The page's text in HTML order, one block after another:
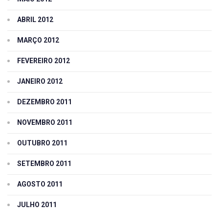
ABRIL 2012
MARÇO 2012
FEVEREIRO 2012
JANEIRO 2012
DEZEMBRO 2011
NOVEMBRO 2011
OUTUBRO 2011
SETEMBRO 2011
AGOSTO 2011
JULHO 2011